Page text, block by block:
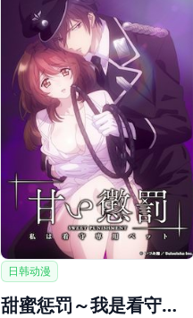
日韩动漫
甜蜜惩罚～我是看守专用宠物